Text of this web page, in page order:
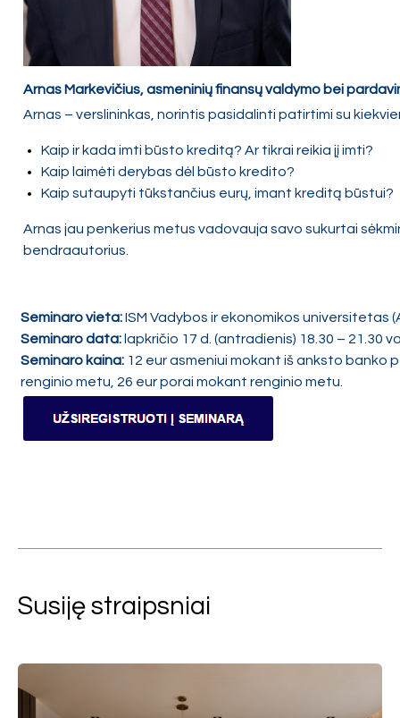
Arnas Markevičius, asmeninių finansų valdymo bei
Arnas – verslininkas, norintis pasidalinti patirtimi su
Kaip ir kada imti būsto kreditą? Ar tikrai reikia jį imti?
Kaip laimėti derybas dėl būsto kredito?
Kaip sutaupyti tūkstančius eurų, imant kreditą būstui?
Arnas jau penkerius metus vadovauja savo sukurtai
bendraautorius.
Seminaro vieta:ISM Vadybos ir ekonomikos universitetas
Seminaro data: lapkričio 17 d. (antradienis) 18.30 – 21.30
Seminaro kaina: 12 eur asmeniui mokant iš anksto banko
renginio metu, 26 eur porai mokant renginio metu.
Susiję straipsniai